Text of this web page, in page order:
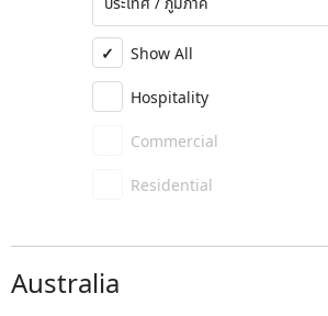
Show All
Hospitality
Commercial
Residential
Australia